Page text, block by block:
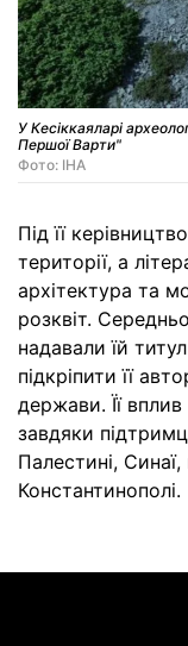
У Кесіккаяларі
Першої Варти"
Фото: IHA
Під її
території, а
архітектура та
розквіт.
надавали їй
підкріпити її
держави. Її
завдяки
Палестині,
Константинополі.